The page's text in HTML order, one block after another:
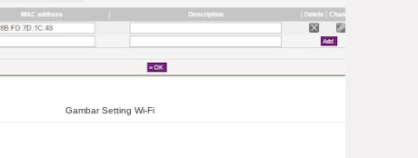
Gambar Setting Wi-Fi